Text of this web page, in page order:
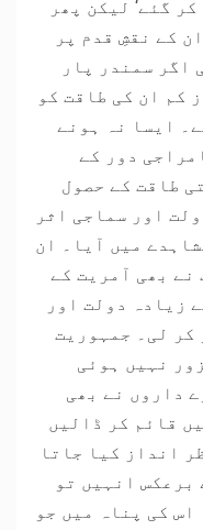
گئے‘ لیکن پھر
کے نقشِ قدم پر
اگر سمندر پار
کم ان کی طاقت کو
ایسا نہ ہونے
دور کے
طاقت کے حصول
اور سماجی اثر
میں آیا۔ ان
نے بھی آمریت کے
زیادہ دولت اور
کر لی۔ جمہوریت
نہیں ہوئی
داروں نے بھی
قائم کر ڈالیں
انداز کیا جاتا
برعکس انہیں تو
کی پناہ میں جو